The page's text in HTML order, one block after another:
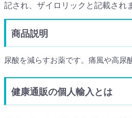
記され、ザイロリックと記載され
商品説明
尿酸を減らすお薬です。痛風や高尿
健康通販の個人輸入とは